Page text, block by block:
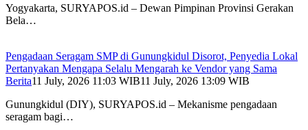
Yogyakarta, SURYAPOS.id – Dewan Pimpinan Provinsi Gerakan
Bela…
Pengadaan Seragam SMP di Gunungkidul Disorot, Penyedia Lokal
Pertanyakan Mengapa Selalu Mengarah ke Vendor yang Sama
Berita11 July, 2026 11:03 WIB11 July, 2026 13:09 WIB
Gunungkidul (DIY), SURYAPOS.id – Mekanisme pengadaan
seragam bagi…